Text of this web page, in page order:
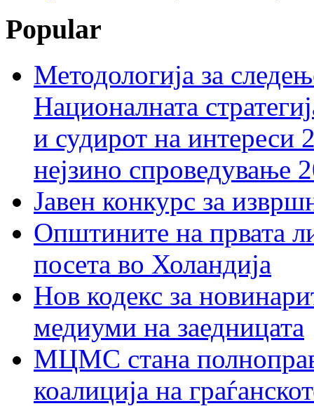
Popular
Методологија за
Националната
и судирот на интереси
нејзино спроведување
Јавен конкурс за
Општините на првата
посета во Холандија
Нов кодекс за
медиуми на заедницата
МЦМС стана
коалиција на